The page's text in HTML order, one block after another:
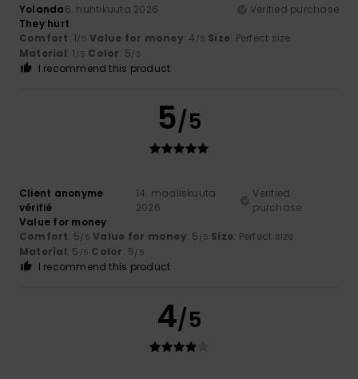
Yolanda6. huhtikuuta 2026
Verified purchase
They hurt
Comfort: 1/5 Value for money: 4 /5 Size: Perfect size
Material: 1 /5 Color: 5/5
I recommend this product
5/5
Client anonyme
vérifié
14. maaliskuuta
2026
Verified
purchase
Value for money
Comfort: 5/5 Value for money: 5 /5 Size: Perfect size
Material: 5 /5 Color: 5/5
I recommend this product
4/5